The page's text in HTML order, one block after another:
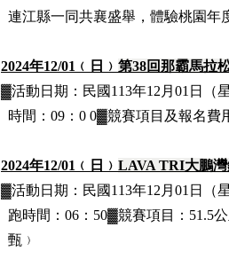
連江縣一同共襄盛舉，體驗桃園年
2024年12/01 ﹙日﹚ 第38回那霸馬拉
▓活動日期： 民國113年12月01日
（
時間：09：0 0▓競賽項目 及報名費
2024年12/01 ﹙日﹚ LAVA TRI大鵬
▓活動日期： 民國113年12月01日
（
跑時間：06：50▓競賽項目：51.5
甄﹚